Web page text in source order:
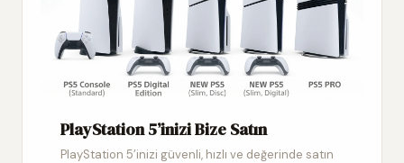
PlayStation 5’inizi Bize Satın
PlayStation 5’inizi güvenli, hızlı ve değerinde satın